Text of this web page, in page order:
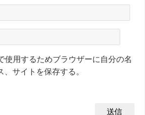
使用するためブラウザーに自分の名
サイトを保存する。